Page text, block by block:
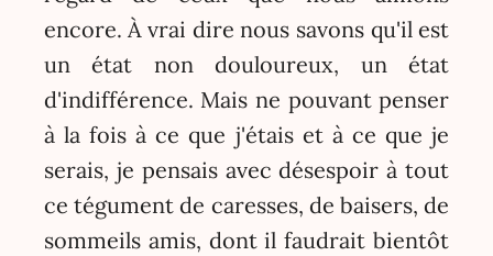
encore. À vrai dire nous savons qu'il est
un état non douloureux, un état
d'indifférence. Mais ne pouvant penser
à la fois à ce que j'étais et à ce que je
serais, je pensais avec désespoir à tout
ce tégument de caresses, de baisers, de
sommeils amis, dont il faudrait bientôt